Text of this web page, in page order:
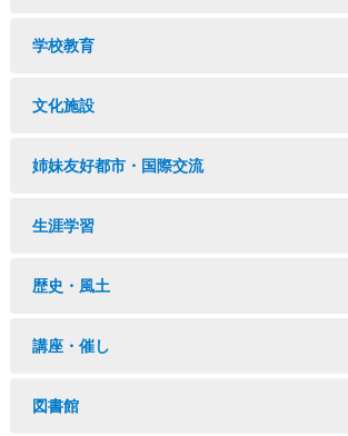
学校教育
文化施設
姉妹友好都市・国際交流
生涯学習
歴史・風土
講座・催し
図書館